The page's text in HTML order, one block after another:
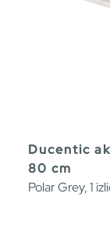
Ducentic
80 cm
Polar Grey, 1